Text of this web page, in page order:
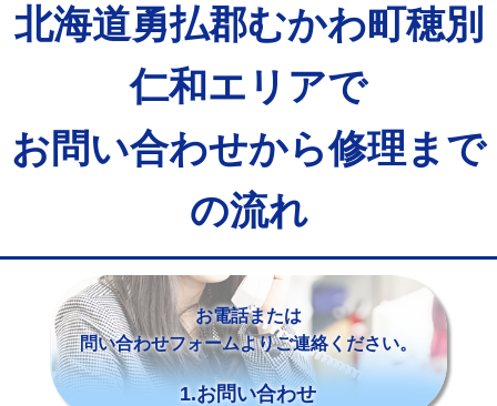
北海道勇払郡むかわ町穂別
仁和エリアで
お問い合わせから修理まで
の流れ
お電話または
問い合わせフォームよりご連絡ください。
1.お問い合わせ